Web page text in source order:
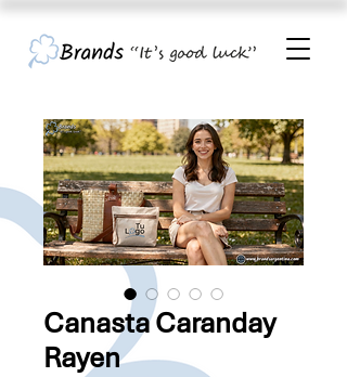
Canasta Caranday
Rayen